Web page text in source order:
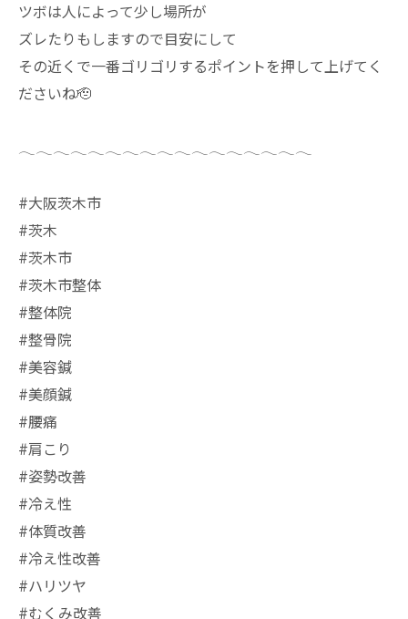
ツボは人によって少し場所が
ズレたりもしますので目安にして
その近くで一番ゴリゴリするポイントを押して上げてく
ださいね🫡
𓂃𓂃𓂃𓂃𓂃𓂃𓂃𓂃𓂃𓂃𓂃𓂃𓂃𓂃𓂃𓂃𓂃
#大阪茨木市
#茨木
#茨木市
#茨木市整体
#整体院
#整骨院
#美容鍼
#美顔鍼
#腰痛
#肩こり
#姿勢改善
#冷え性
#体質改善
#冷え性改善
#ハリツヤ